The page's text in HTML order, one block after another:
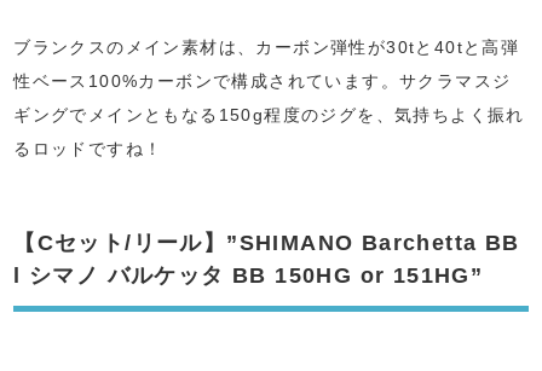
ブランクスのメイン素材は、カーボン弾性が30tと40tと高弾
性ベース100%カーボンで構成されています。サクラマスジ
ギングでメインともなる150g程度のジグを、気持ちよく振れ
るロッドですね！
【Cセット/リール】”SHIMANO Barchetta BB
l シマノ バルケッタ BB 150HG or 151HG”